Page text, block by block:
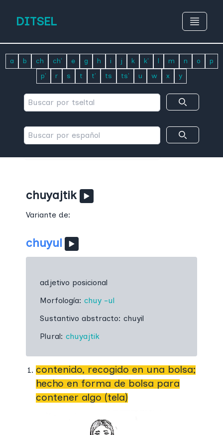
DITSEL
a b ch ch' e g h i j k k' l m n o
p
p'
r s t t' ts ts' u w x y
chuyajtik
Variante de:
chuyul
adjetivo posicional
Morfología: chuy -ul
Sustantivo abstracto: chuyil
Plural: chuyajtik
contenido, recogido en una bolsa;
hecho en forma de bolsa para
contener algo (tela)